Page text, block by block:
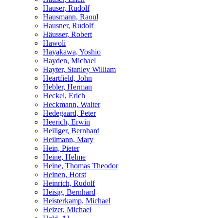
Hauser, Rudolf
Hausmann, Raoul
Hausner, Rudolf
Häusser, Robert
Hawoli
Hayakawa, Yoshio
Hayden, Michael
Hayter, Stanley William
Heartfield, John
Hebler, Herman
Heckel, Erich
Heckmann, Walter
Hedegaard, Peter
Heerich, Erwin
Heiliger, Bernhard
Heilmann, Mary
Hein, Pieter
Heine, Helme
Heine, Thomas Theodor
Heinen, Horst
Heinrich, Rudolf
Heisig, Bernhard
Heisterkamp, Michael
Heizer, Michael